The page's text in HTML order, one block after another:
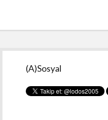
(A)Sosyal